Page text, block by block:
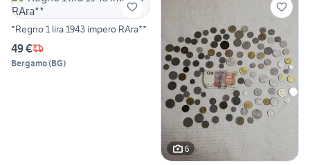
*Regno 1 lira 1943 impero RAra**
49 €
Bergamo(BG)
6